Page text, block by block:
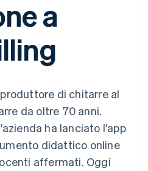
contabilità
Sigma
Pipeline
del denaro
IA
in base
stablecoin
con gli
del prodotto
annuale
noi
partner
a
di chitarre al
da oltre 70 anni.
ha lanciato l'app
didattico online
affermati. Oggi